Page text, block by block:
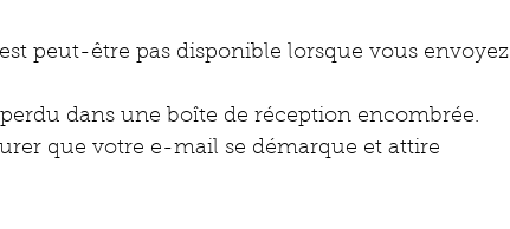
peut-être pas disponible lorsque vous envoyez
dans une boîte de réception encombrée.
que votre e-mail se démarque et attire